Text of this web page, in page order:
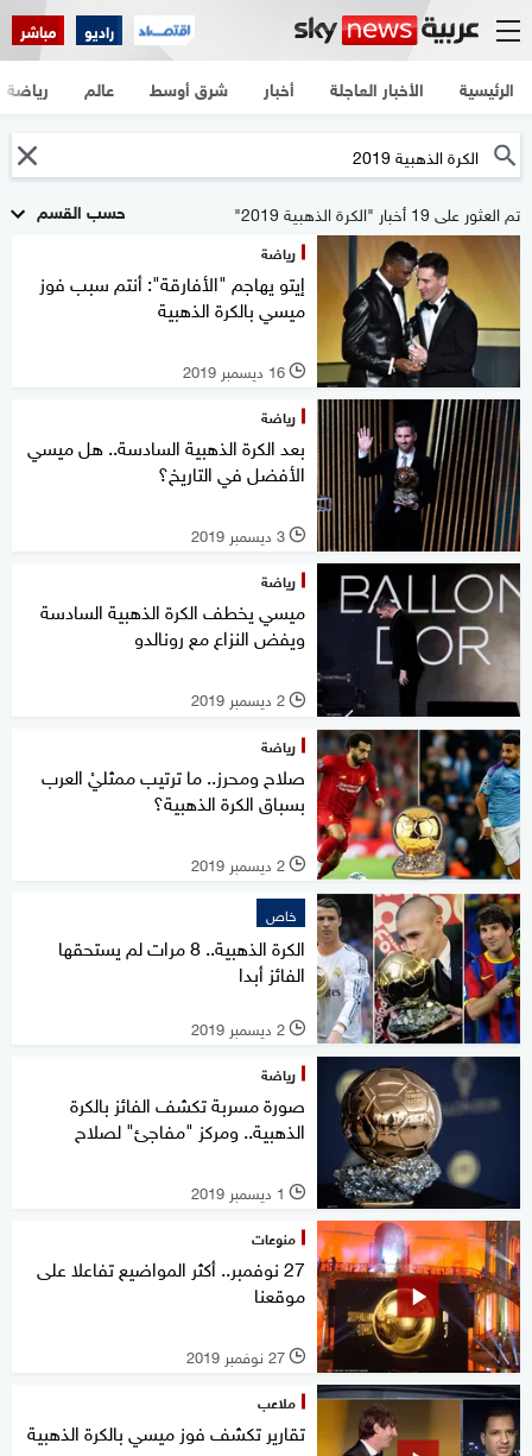
راديو مباشر
الرئيسية الأخبار العاجلة أخبار شرق أوسط عالم رياضة
حسب القسم تم العثور على 19 أخبار "الكرة الذهبية 2019"
رياضة
إيتو يهاجم "الأفارقة": أنتم سبب فوز
ميسي بالكرة الذهبية
l 16 ديسمبر 2019
رياضة
بعد الكرة الذهبية السادسة.. هل ميسي
الأفضل في التاريخ؟
l 3 ديسمبر 2019
رياضة
ميسي يخطف الكرة الذهبية السادسة
ويفض النزاع مع رونالدو
l 2 ديسمبر 2019
رياضة
صلاح ومحرز.. ما ترتيب ممثليْ العرب
بسباق الكرة الذهبية؟
l 2 ديسمبر 2019
خاص
الكرة الذهبية.. 8 مرات لم يستحقها
الفائز أبدا
l 2 ديسمبر 2019
رياضة
صورة مسربة تكشف الفائز بالكرة
الذهبية.. ومركز "مفاجئ" لصلاح
l 1 ديسمبر 2019
منوعات
27 نوفمبر.. أكثر المواضيع تفاعلا على
موقعنا
l 27 نوفمبر 2019
ملاعب
تقارير تكشف فوز ميسي بالكرة الذهبية